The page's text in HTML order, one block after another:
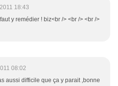
18:43
y remédier ! biz<br /> <br /> <br />
08:02
aussi difficile que ça y parait ,bonne